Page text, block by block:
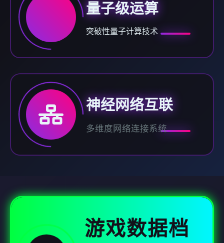
量子级运算
突破性量子计算技术
神经网络互联
多维度网络连接系统
游戏数据档